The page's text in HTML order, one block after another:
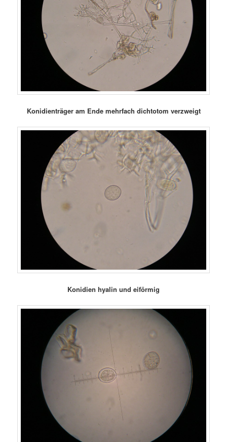
Konidienträger am Ende mehrfach dichtotom verzweigt
Konidien hyalin und eiförmig